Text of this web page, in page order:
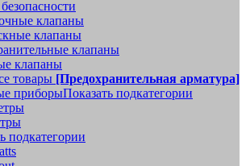
клапаны
клапаны
клапаны
клапаны
товары [Предохранительная арматура]
приборыПоказать подкатегории
подкатегории